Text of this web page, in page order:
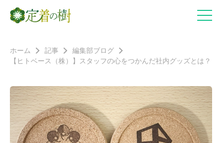
ホーム 記事
編集部ブログ
【ヒトベース（株）】スタッフの心をつかんだ社内グッズとは？